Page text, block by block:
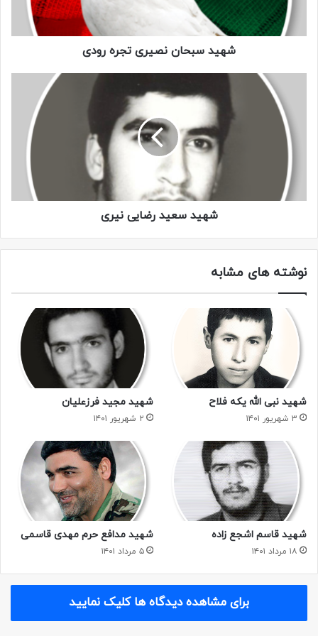
را که من او را بکشم پس دیه او بر من می باشد.
با سلام بر مسعود زمان، منجی عالم بشریت و نائب حق، خمینی
مردانی که جان خویش را نثار این مملکت اسلامی کرده اند؛ و با
آرزوی پیروی نهایی رزمندگان کفر ستیز بر استکبار شرق و غرب!
در این لحظات حساس که تمام کشورهای ابر قدرت و کشورهای
متجاوز به ایران اسلامی تجاوز کرده و از هر طرف ضربه می زنند،
ما نباید امام امت را مانند اهل کوفه تنها بگذاریم، اهل کوفه ای
که امام حسین (ع) را تنها گذاشته بودند و با آن وضع فجیعی،
امام حسین (ع) را به شهادت رساندند و ما الان باید به ندای امام
خود لبیک گفته و به جبهه ها بیاییم و دشمن متجاوزگر را سرکوب
نماییم، هر چند که از جان خود هم مایه بگذاریم.
آه چه لحظاتی که با چه برادرانی بودیم! چه دوستانی که فقط و
فقط بخاطر اسلام رفتند! پس ما باید راه این شهدا را ادامه دهیم
مخصوصا “شهدای مظلوم کردستان” را!
چند پیام به ملت قهرمان و برادران بسیج و پدر و مادر عزیزم،
برادرانم و خواهرانم دارم!
از ملت رزمنده خواهانم که خط الله و راه روح الله را ادامه دهند که
با این که می دانیم فرمانده کل قوا امام زمان (عج) می باشد؛ دیگر
چه غم و گرفتاری داریم؟!
امیدوارم که بتوانیم تمام ابرقدرت های شرق و غرب و نوکران
استعمار را به وسیله ی مکتب الهی از بین ببریم و حکومت الله را
تمام حرکات و قدم های شما فقط و فقط به خاطر خدا باشد و بر
نفس خود غلبه کرده و با وحدت کلمه دشمن را هر کجا که هست،
خوار و نابود کنید و به منافقان و دیگر گروه های غیر اسلامی و
شهید سبحان نصیری تجره رودی
شهید سعید رضایی نیری
نوشته های مشابه
شهید نبی الله یکه فلاح
۳ شهریور ۱۴۰۱
شهید مجید فرزعلیان
۲ شهریور ۱۴۰۱
شهید قاسم اشجع زاده
۱۸ مرداد ۱۴۰۱
شهید مدافع حرم مهدی قاسمی
۵ مرداد ۱۴۰۱
برای مشاهده دیدگاه ها کلیک نمایید